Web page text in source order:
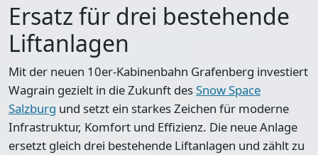
Ersatz für drei bestehende
Liftanlagen
Mit der neuen 10er-Kabinenbahn Grafenberg investiert
Wagrain gezielt in die Zukunft desSnow Space
Salzburg und setzt ein starkes Zeichen für moderne
Infrastruktur, Komfort und Effizienz. Die neue Anlage
ersetzt gleich drei bestehende Liftanlagen und zählt zu